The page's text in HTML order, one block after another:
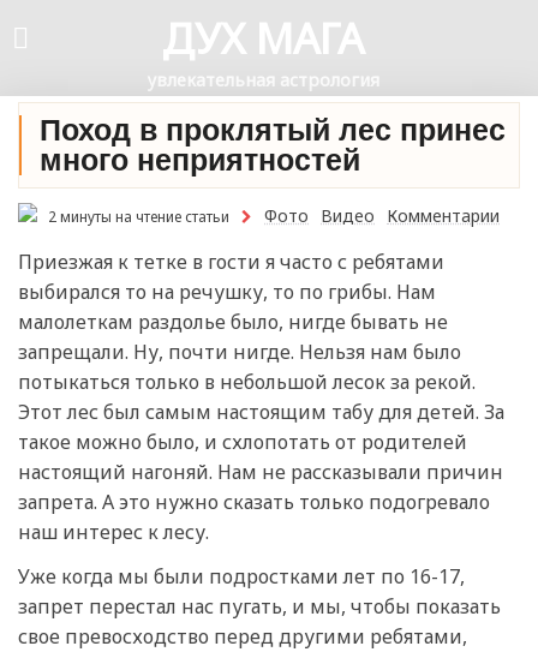
ДУХ МАГА
увлекательная астрология
Поход в проклятый лес принес
много неприятностей
2 минуты на чтение статьи Фото Видео Комментарии
Приезжая к тетке в гости я часто с ребятами
выбирался то на речушку, то по грибы. Нам
малолеткам раздолье было, нигде бывать не
запрещали. Ну, почти нигде. Нельзя нам было
потыкаться только в небольшой лесок за рекой.
Этот лес был самым настоящим табу для детей. За
такое можно было, и схлопотать от родителей
настоящий нагоняй. Нам не рассказывали причин
запрета. А это нужно сказать только подогревало
наш интерес к лесу.
Уже когда мы были подростками лет по 16-17,
запрет перестал нас пугать, и мы, чтобы показать
свое превосходство перед другими ребятами,